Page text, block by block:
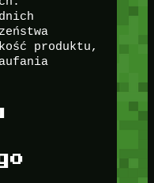
produktu,